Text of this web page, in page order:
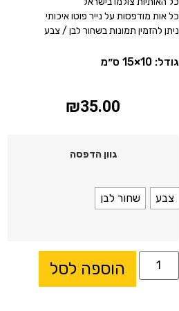
כל אות מודפסות על נייר פוטו איכותי
ניתן להזמין תמונות בשחור לבן / צבע
גודל: 10×15 ס״מ
₪35.00
גוון הדפסה
צבע שחור לבן
הוספה לסל